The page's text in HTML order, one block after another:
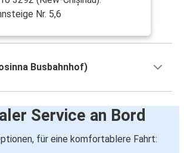
Nr. 5,6
Busbahnhof)
Service an Bord
für eine komfortablere Fahrt: